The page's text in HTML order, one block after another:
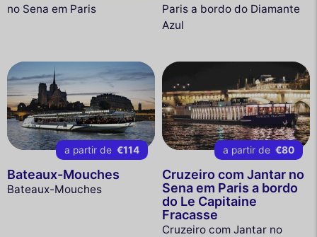
no Sena em Paris
Paris a bordo do Diamante
Azul
a partir de €114
Bateaux-Mouches
Bateaux-Mouches
a partir de €80
Cruzeiro com Jantar no
Sena em Paris a bordo
do Le Capitaine
Fracasse
Cruzeiro com Jantar no